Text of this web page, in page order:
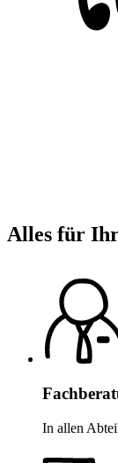
Alles für
In allen